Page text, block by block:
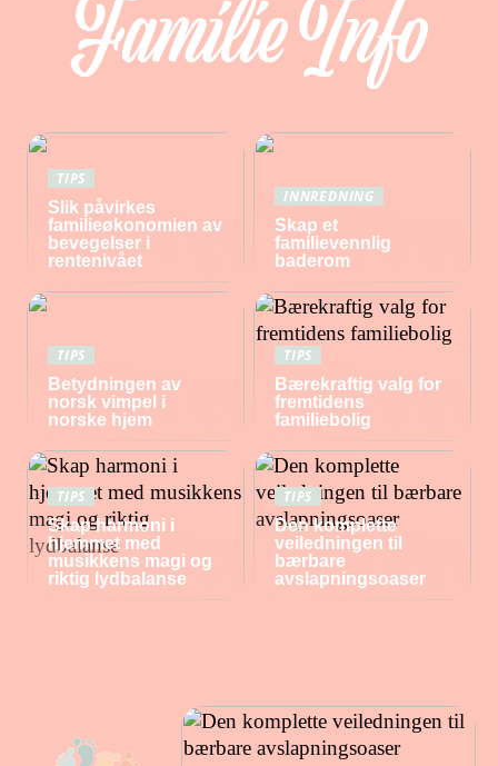
TIPS
Slik påvirkes
familieøkonomien av
bevegelser i
rentenivået
INNREDNING
Skap et
familievennlig
baderom
TIPS
Betydningen av
norsk vimpel i
norske hjem
TIPS
Bærekraftig valg for
fremtidens
familiebolig
TIPS
Skap harmoni i
hjemmet med
musikkens magi og
riktig lydbalanse
TIPS
Den komplette
veiledningen til
bærbare
avslapningsoaser